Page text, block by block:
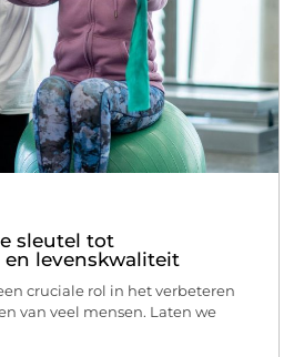
sleutel tot
levenskwaliteit
cruciale rol in het verbeteren
van veel mensen. Laten we